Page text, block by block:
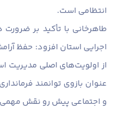
انتظامی است.
طاهرخانی با تأکید بر
اجرایی استان افزود: حفظ
از اولویت‌های اصلی مدیریت
عنوان بازوی توانمند
و اجتماعی پیش رو نقش مهمی